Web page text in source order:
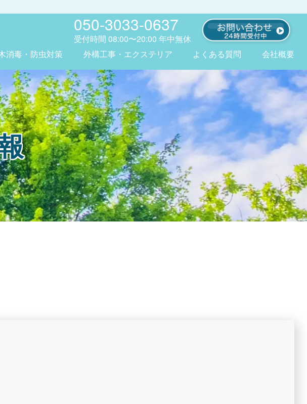
050-3033-0637
受付時間08:00〜20:00 年中無休
消毒・防虫対策 外構工事・エクステリア よくある質問 会社概要